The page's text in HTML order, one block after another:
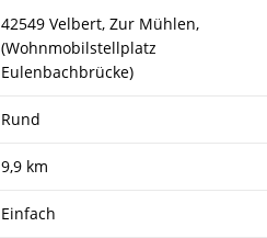
42549 Velbert, Zur Mühlen,
(Wohnmobilstellplatz
Eulenbachbrücke)
Rund
9,9 km
Einfach